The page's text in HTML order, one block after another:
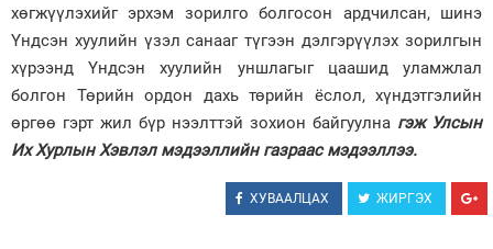
хөгжүүлэхийг эрхэм зорилго болгосон ардчилсан, шинэ
Үндсэн хуулийн үзэл санааг түгээн дэлгэрүүлэх зорилгын
хүрээнд Үндсэн хуулийн уншлагыг цаашид уламжлал
болгон Төрийн ордон дахь төрийн ёслол, хүндэтгэлийн
өргөө гэрт жил бүр нээлттэй зохион байгуулна гэж Улсын
Их Хурлын Хэвлэл мэдээллийн газраас мэдээллээ.
ХУВААЛЦАХ ЖИРГЭХ